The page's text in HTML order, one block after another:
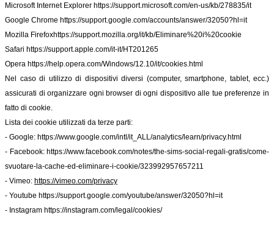
Microsoft Internet Explorer https://support.microsoft.com/en-us/kb/278835/it
Google Chrome https://support.google.com/accounts/answer/32050?hl=it
Mozilla Firefoxhttps://support.mozilla.org/it/kb/Eliminare%20i%20cookie
Safari https://support.apple.com/it-it/HT201265
Opera https://help.opera.com/Windows/12.10/it/cookies.html
Nel caso di utilizzo di dispositivi diversi (computer, smartphone, tablet, ecc.)
assicurati di organizzare ogni browser di ogni dispositivo alle tue preferenze in
fatto di cookie.
Lista dei cookie utilizzati da terze parti:
- Google: https://www.google.com/intl/it_ALL/analytics/learn/privacy.html
- Facebook: https://www.facebook.com/notes/the-sims-social-regali-gratis/come-
svuotare-la-cache-ed-eliminare-i-cookie/323992957657211
- Vimeo: https://vimeo.com/privacy
- Youtube https://support.google.com/youtube/answer/32050?hl=it
- Instagram https://instagram.com/legal/cookies/